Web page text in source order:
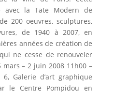
avec la Tate Modern de
200 oeuvres, sculptures,
de 1940 à 2007, en
années de création de
ne cesse de renouveler
– 2 juin 2008 11h00 –
Galerie d’art graphique
le Centre Pompidou en